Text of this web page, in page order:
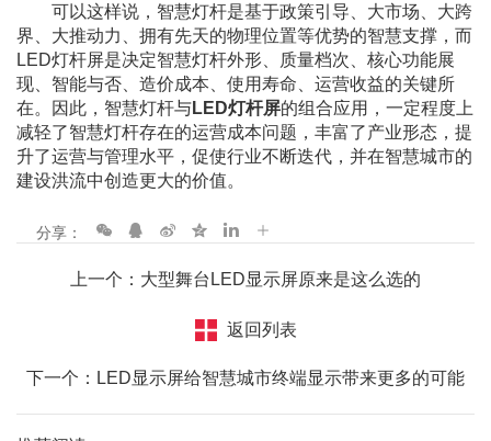
可以这样说，智慧灯杆是基于政策引导、大市场、大跨
界、大推动力、拥有先天的物理位置等优势的智慧支撑，而
LED灯杆屏是决定智慧灯杆外形、质量档次、核心功能展
现、智能与否、造价成本、使用寿命、运营收益的关键所
在。因此，智慧灯杆与LED灯杆屏的组合应用，一定程度上
减轻了智慧灯杆存在的运营成本问题，丰富了产业形态，提
升了运营与管理水平，促使行业不断迭代，并在智慧城市的
建设洪流中创造更大的价值。
分享：
上一个：大型舞台LED显示屏原来是这么选的
返回列表
下一个：LED显示屏给智慧城市终端显示带来更多的可能